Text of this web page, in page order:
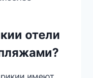
отели